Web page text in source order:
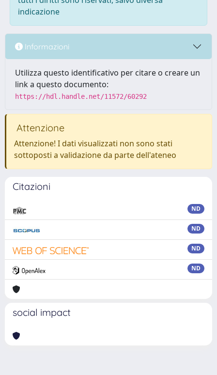
indicazione
Informazioni
Utilizza questo identificativo per citare o creare un
link a questo documento:
https://hdl.handle.net/11572/60292
Attenzione
Attenzione! I dati visualizzati non sono stati
sottoposti a validazione da parte dell'ateneo
Citazioni
ND
ND
ND
ND
social impact